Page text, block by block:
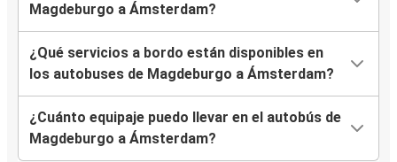
Magdeburgo a Ámsterdam?
¿Qué servicios a bordo están disponibles en
los autobuses de Magdeburgo a Ámsterdam?
¿Cuánto equipaje puedo llevar en el autobús de
Magdeburgo a Ámsterdam?